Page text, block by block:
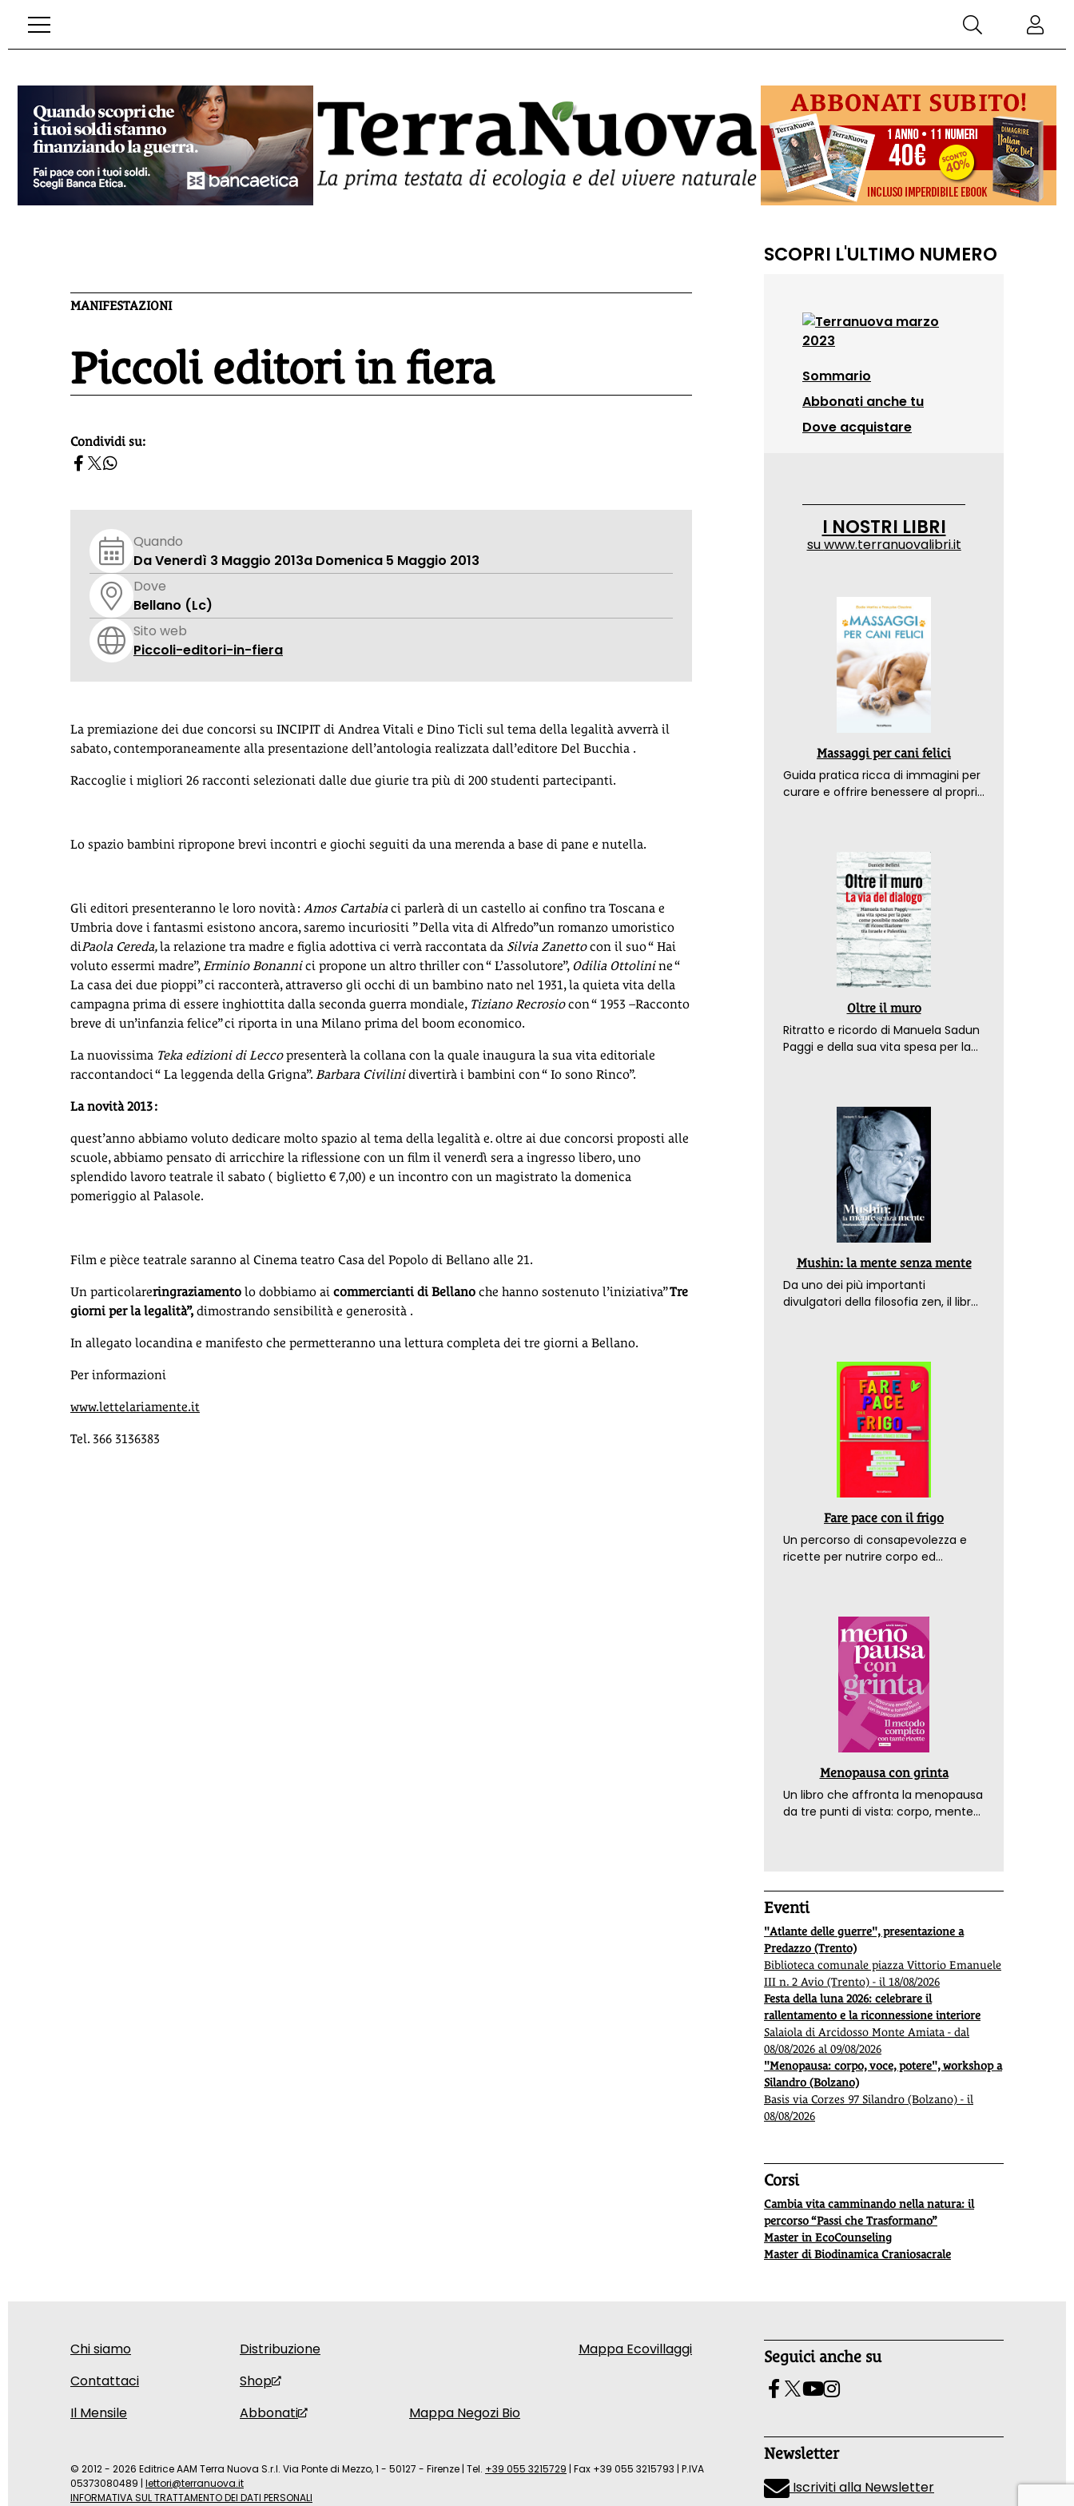
MANIFESTAZIONI
Piccoli editori in fiera
homepage h2
Condividi su:
Quando
Da Venerdì 3 Maggio 2013a Domenica 5 Maggio 2013
Dove
Bellano (Lc)
Sito web
Piccoli-editori-in-fiera
La premiazione dei due concorsi su INCIPIT di Andrea Vitali e Dino Ticli sul tema della legalità avverrà il
sabato, contemporaneamente alla presentazione dell’antologia realizzata dall’editore Del Bucchia .
Raccoglie i migliori 26 racconti selezionati dalle due giurie tra più di 200 studenti partecipanti.
Lo spazio bambini ripropone brevi incontri e giochi seguiti da una merenda a base di pane e nutella.
Gli editori presenteranno le loro novità : Amos Cartabia ci parlerà di un castello ai confino tra Toscana e
Umbria dove i fantasmi esistono ancora, saremo incuriositi ” Della vita di Alfredo”un romanzo umoristico
diPaola Cereda,la relazione tra madre e figlia adottiva ci verrà raccontata da Silvia Zanettocon il suo “ Hai
voluto essermi madre”,Erminio Bonannici propone un altro thriller con “ L’assolutore”, Odilia Ottolinine “
La casa dei due pioppi” ci racconterà, attraverso gli occhi di un bambino nato nel 1931, la quieta vita della
campagna prima di essere inghiottita dalla seconda guerra mondiale, Tiziano Recrosiocon “ 1953 –Racconto
breve di un’infanzia felice” ci riporta in una Milano prima del boom economico.
La nuovissima Teka edizioni di Leccopresenterà la collana con la quale inaugura la sua vita editoriale
raccontandoci “ La leggenda della Grigna”. Barbara Civilinidivertirà i bambini con “ Io sono Rinco”.
La novità 2013 :
quest’anno abbiamo voluto dedicare molto spazio al tema della legalità e. oltre ai due concorsi proposti alle
scuole, abbiamo pensato di arricchire la riflessione con un film il venerdì sera a ingresso libero, uno
splendido lavoro teatrale il sabato ( biglietto € 7,00) e un incontro con un magistrato la domenica
pomeriggio al Palasole.
Film e pièce teatrale saranno al Cinema teatro Casa del Popolo di Bellano alle 21.
Un particolareringraziamento lo dobbiamo ai commercianti di Bellano che hanno sostenuto l’iniziativa”Tre
giorni per la legalità”, dimostrando sensibilità e generosità .
In allegato locandina e manifesto che permetteranno una lettura completa dei tre giorni a Bellano.
Per informazioni
www.lettelariamente.it
Tel. 366 3136383
SCOPRI L'ULTIMO NUMERO
Sommario
Abbonati anche tu
Dove acquistare
I NOSTRI LIBRI
suwww.terranuovalibri.it
Massaggi per cani felici
Guida pratica ricca di immagini per
curare e offrire benessere al proprio
Oltre il muro
Ritratto e ricordo di Manuela Sadun
Paggi e della sua vita spesa per la
Mushin: la mente senza mente
Da uno dei più importanti
divulgatori della filosofia zen, il libro
Fare pace con il frigo
Un percorso di consapevolezza e
ricette per nutrire corpo ed
Menopausa con grinta
Un libro che affronta la menopausa
da tre punti di vista: corpo, mente
Eventi
"Atlante delle guerre", presentazione a
Predazzo (Trento)
Biblioteca comunale piazza Vittorio Emanuele
III n. 2 Avio (Trento) - il 18/08/2026
Festa della luna 2026: celebrare il
rallentamento e la riconnessione interiore
Salaiola di Arcidosso Monte Amiata - dal
08/08/2026 al 09/08/2026
"Menopausa: corpo, voce, potere", workshop a
Silandro (Bolzano)
Basis via Corzes 97 Silandro (Bolzano) - il
08/08/2026
Corsi
Cambia vita camminando nella natura: il
percorso “Passi che Trasformano”
Master in EcoCounseling
Master di Biodinamica Craniosacrale
Chi siamo
Contattaci
Il Mensile
Distribuzione
Shop
Abbonati
Mappa Negozi Bio
Mappa Ecovillaggi Seguici anche su
Newsletter
Iscriviti alla Newsletter
© 2012 - 2026 Editrice AAM Terra Nuova S.r.l. Via Ponte di Mezzo, 1 - 50127 - Firenze | Tel. +39 055 3215729 | Fax +39 055 3215793 | P.IVA
05373080489 | lettori@terranuova.it
INFORMATIVA SUL TRATTAMENTO DEI DATI PERSONALI